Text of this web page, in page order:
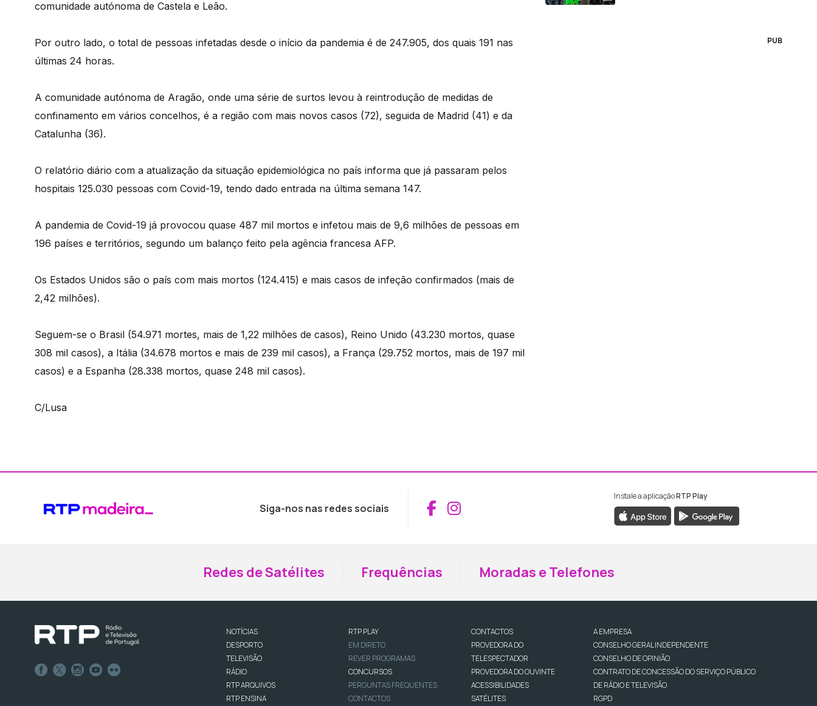
comunidade autónoma de Castela e Leão.
Por outro lado, o total de pessoas infetadas desde o início da pandemia é de 247.905, dos quais 191 nas
últimas 24 horas.
A comunidade autónoma de Aragão, onde uma série de surtos levou à reintrodução de medidas de
confinamento em vários concelhos, é a região com mais novos casos (72), seguida de Madrid (41) e da
Catalunha (36).
O relatório diário com a atualização da situação epidemiológica no país informa que já passaram pelos
hospitais 125.030 pessoas com Covid-19, tendo dado entrada na última semana 147.
A pandemia de Covid-19 já provocou quase 487 mil mortos e infetou mais de 9,6 milhões de pessoas em
196 países e territórios, segundo um balanço feito pela agência francesa AFP.
Os Estados Unidos são o país com mais mortos (124.415) e mais casos de infeção confirmados (mais de
2,42 milhões).
Seguem-se o Brasil (54.971 mortes, mais de 1,22 milhões de casos), Reino Unido (43.230 mortos, quase
308 mil casos), a Itália (34.678 mortos e mais de 239 mil casos), a França (29.752 mortos, mais de 197 mil
casos) e a Espanha (28.338 mortos, quase 248 mil casos).
C/Lusa
PUB
Siga-nos nas redes sociais Aceder ao Facebook da RTP Madeira
Aceder ao Instagram da RTP Madeira
Instale a aplicaçãoRTP Play
Redes de Satélites Frequências Moradas e Telefones
NOTÍCIAS
DESPORTO
TELEVISÃO
RÁDIO
RTP ARQUIVOS
RTP ENSINA
RTP PLAY
EM DIRETO
REVER PROGRAMAS
CONCURSOS
PERGUNTAS FREQUENTES
CONTACTOS
CONTACTOS
PROVEDORA DO
TELESPECTADOR
PROVEDORA DO OUVINTE
ACESSIBILIDADES
SATÉLITES
A EMPRESA
CONSELHO GERAL INDEPENDENTE
CONSELHO DE OPINIÃO
CONTRATO DE CONCESSÃO DO SERVIÇO PÚBLICO
DE RÁDIO E TELEVISÃO
RGPD